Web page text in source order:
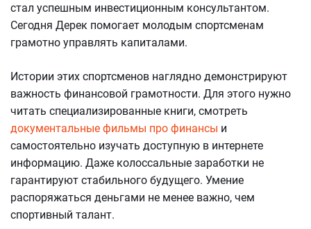
стал успешным инвестиционным консультантом.
Сегодня Дерек помогает молодым спортсменам
грамотно управлять капиталами.
Истории этих спортсменов наглядно демонстрируют
важность финансовой грамотности. Для этого нужно
читать специализированные книги, смотреть
документальные фильмы про финансы и
самостоятельно изучать доступную в интернете
информацию. Даже колоссальные заработки не
гарантируют стабильного будущего. Умение
распоряжаться деньгами не менее важно, чем
спортивный талант.